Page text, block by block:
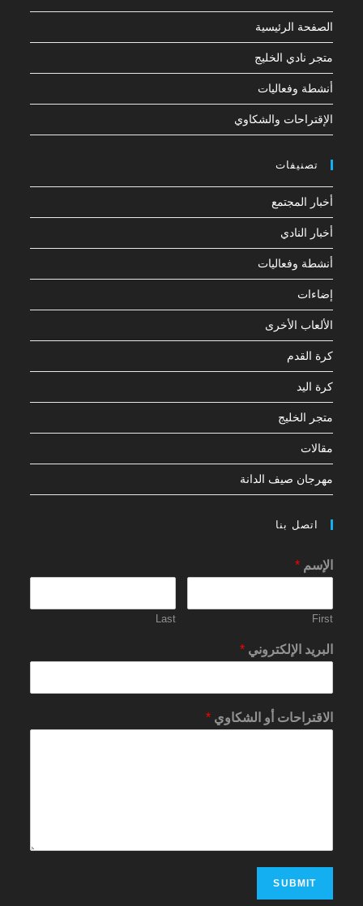
الصفحة الرئيسية
متجر نادي الخليج
أنشطة وفعاليات
الإقتراحات والشكاوي
تصنيفات
أخبار المجتمع
أخبار النادي
أنشطة وفعاليات
إضاءات
الألعاب الأخرى
كرة القدم
كرة اليد
متجر الخليج
مقالات
مهرجان صيف الدانة
اتصل بنا
الإسم*
First
Last
البريد الإلكتروني*
الاقتراحات أو الشكاوي*
SUBMIT